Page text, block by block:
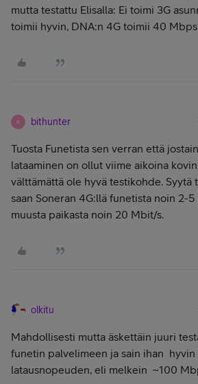
mutta testattu Elisalla: Ei toimi 3G
toimii hyvin, DNA:n 4G toimii 40 Mbps
B bithunter
Tuosta Funetista sen verran että
lataaminen on ollut viime aikoina
välttämättä ole hyvä testikohde. Syytä
saan Soneran 4G:llä funetista noin 2-
muusta paikasta noin 20 Mbit/s.
olkitu
Mahdollisesti mutta äskettäin juuri
funetin palvelimeen ja sain ihan hyvin
latausnopeuden, eli melkein ~100